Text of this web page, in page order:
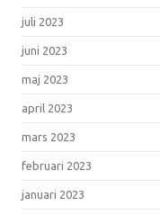
juli 2023
juni 2023
maj 2023
april 2023
mars 2023
februari 2023
januari 2023